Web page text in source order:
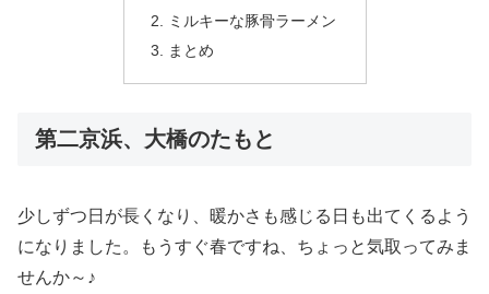
ミルキーな豚骨ラーメン
まとめ
第二京浜、大橋のたもと
少しずつ日が長くなり、暖かさも感じる日も出てくるよう
になりました。もうすぐ春ですね、ちょっと気取ってみま
せんか～♪